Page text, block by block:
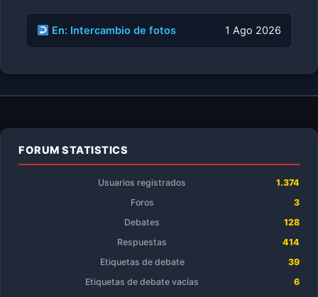
En: Intercambio de fotos 1 Ago 2026
FORUM STATISTICS
Usuarios registrados
1.374
Foros
3
Debates
128
Respuestas
414
Etiquetas de debate
39
Etiquetas de debate vacías
6